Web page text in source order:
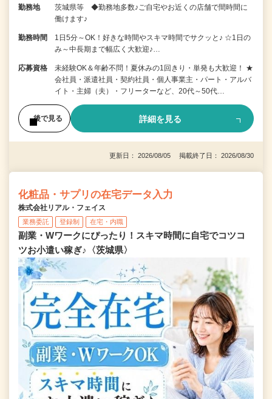
勤務地
茨城県等 ◆勤務地多数♪ご自宅やお近くの店舗で間時間に
働けます♪
勤務時間
1日5分～OK！好きな時間やスキマ時間でサクッと♪ ☆1日の
み～中長期まで幅広く大歓迎♪…
応募資格
未経験OK＆年齢不問！夏休みの1回きり・単発も大歓迎！ ★
会社員・派遣社員・契約社員・個人事業主・パート・アルバ
イト・主婦（夫）・フリーターなど、20代～50代…
後で見る 詳細を見る
更新日： 2026/08/05 掲載終了日： 2026/08/30
化粧品・サプリの在宅データ入力
株式会社リアル・フェイス
業務委託 登録制 在宅・内職
副業・Wワークにぴったり！スキマ時間に自宅でコツコ
ツお小遣い稼ぎ♪〈茨城県〉